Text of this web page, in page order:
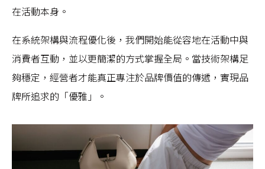
在活動本身。
在系統架構與流程優化後，我們開始能從容地在活動中與
消費者互動，並以更簡潔的方式掌握全局。當技術架構足
夠穩定，經營者才能真正專注於品牌價值的傳遞，實現品
牌所追求的「優雅」。